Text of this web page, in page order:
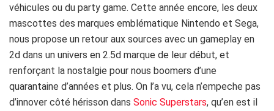
véhicules ou du party game. Cette année encore, les deux
mascottes des marques emblématique Nintendo et Sega,
nous propose un retour aux sources avec un gameplay en
2d dans un univers en 2.5d marque de leur début, et
renforçant la nostalgie pour nous boomers d’une
quarantaine d’années et plus. On l’a vu, cela n’empeche pas
d’innover côté hérisson dans Sonic Superstars, qu’en est il